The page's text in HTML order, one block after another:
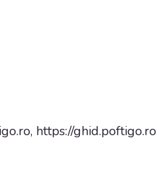
, https://ghid.poftigo.ro